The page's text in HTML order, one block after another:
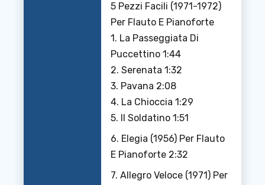
5 Pezzi Facili (1971-1972)
Per Flauto E Pianoforte
1. La Passeggiata Di
Puccettino 1:44
2. Serenata 1:32
3. Pavana 2:08
4. La Chioccia 1:29
5. Il Soldatino 1:51
6. Elegia (1956) Per Flauto
E Pianoforte 2:32
7. Allegro Veloce (1971) Per